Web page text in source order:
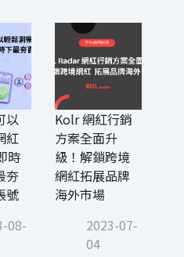
以
紅
時
夯
號
08-
Kolr 網紅行銷
方案全面升
級！解鎖跨境
網紅拓展品牌
海外市場
2023-07-
04